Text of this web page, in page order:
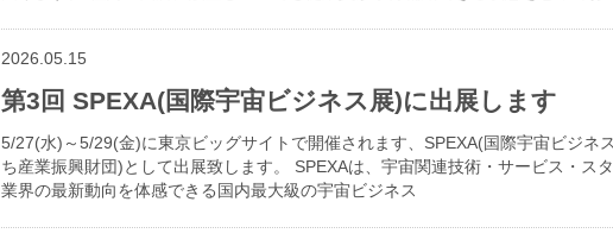
2026.05.15
第3回 SPEXA(国際宇宙ビジネス展)に出展します
5/27(水)～5/29(金)に東京ビッグサイトで開催されます、SPEXA(国際宇宙ビジネ
ち産業振興財団)として出展致します。 SPEXAは、宇宙関連技術・サービス・ス
業界の最新動向を体感できる国内最大級の宇宙ビジネス